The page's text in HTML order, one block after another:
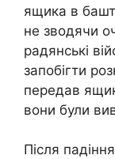
ящика в
не зводячи
радянські
запобігти
передав
вони були
Після